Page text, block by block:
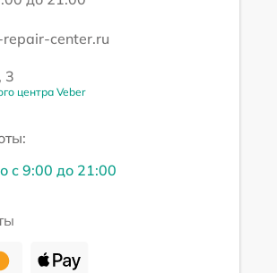
center.ru
3
центра Veber
с 9:00 до 21:00